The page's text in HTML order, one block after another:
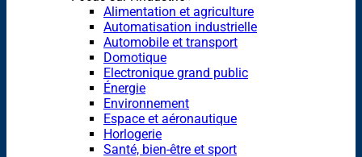
Alimentation et agriculture
Automatisation industrielle
Automobile et transport
Domotique
Electronique grand public
Énergie
Environnement
Espace et aéronautique
Horlogerie
Santé, bien-être et sport